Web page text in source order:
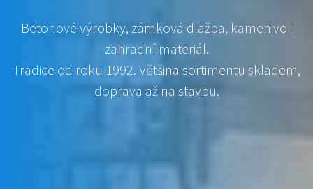
Betonové výrobky, zámková dlažba, kamenivo i
zahradní materiál.
Tradice od roku 1992. Většina sortimentu skladem,
doprava až na stavbu.